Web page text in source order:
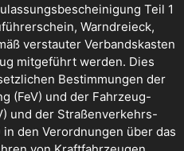
Teil 1
Warndreieck,
verstauter Verbandskasten
mitgeführt werden. Dies
Bestimmungen der
(FeV) und der Fahrzeug-
und der Straßenverkehrs-
den Verordnungen über das